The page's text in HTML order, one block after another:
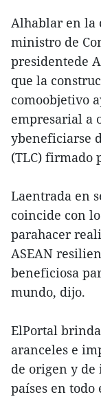
Alhablar en la
ministro de
presidentede
que la
comoobjetivo
empresarial a
ybeneficiarse
(TLC) firmado
Laentrada en
coincide con
parahacer
ASEAN
beneficiosa
mundo, dijo.
ElPortal
aranceles e
de origen y de
países en todo